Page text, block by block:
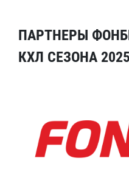
ПАРТНЕРЫ
КХЛ СЕЗОНА